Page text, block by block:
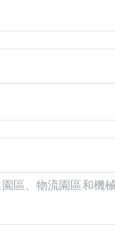
區、物流園區和機